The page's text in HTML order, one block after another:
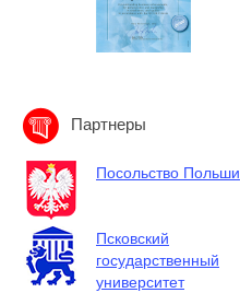
Партнеры
Посольство Польши
Псковский
государственный
университет
Опыт работы:
группы: